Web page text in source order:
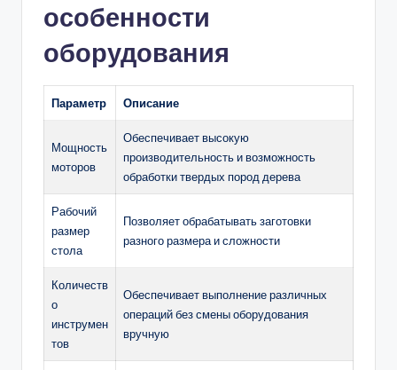
особенности
оборудования
Параметр Описание
Мощность
моторов
Обеспечивает высокую
производительность и возможность
обработки твердых пород дерева
Рабочий
размер
стола
Позволяет обрабатывать заготовки
разного размера и сложности
Количеств
о
инструмен
тов
Обеспечивает выполнение различных
операций без смены оборудования
вручную